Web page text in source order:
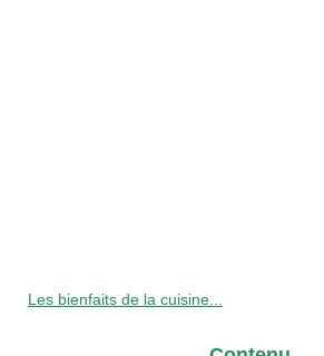
Les bienfaits de la cuisine...